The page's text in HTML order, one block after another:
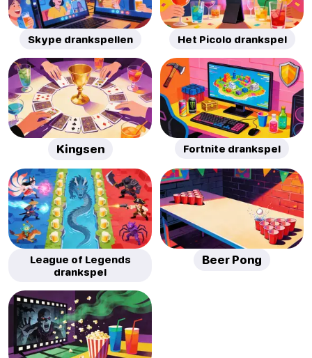
Skype drankspellen Het Picolo drankspel
Kingsen Fortnite drankspel
League of Legends
drankspel
Beer Pong